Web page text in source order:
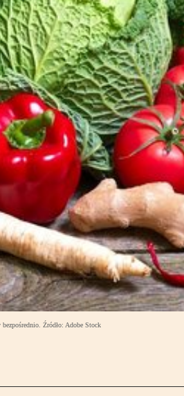
Źródło: Adobe Stock